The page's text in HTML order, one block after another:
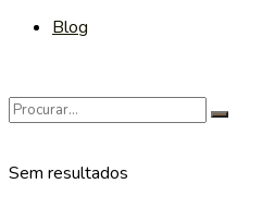
Blog
Sem resultados